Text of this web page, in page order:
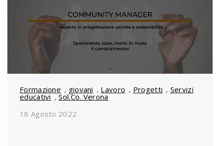
Formazione , giovani , Lavoro , Progetti , Servizi
educativi ,Sol.Co. Verona
18 Agosto 2022